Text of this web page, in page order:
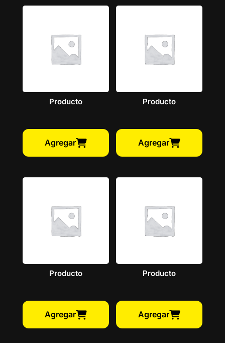
Producto
Agregar
Producto
Agregar
Producto
Agregar
Producto
Agregar